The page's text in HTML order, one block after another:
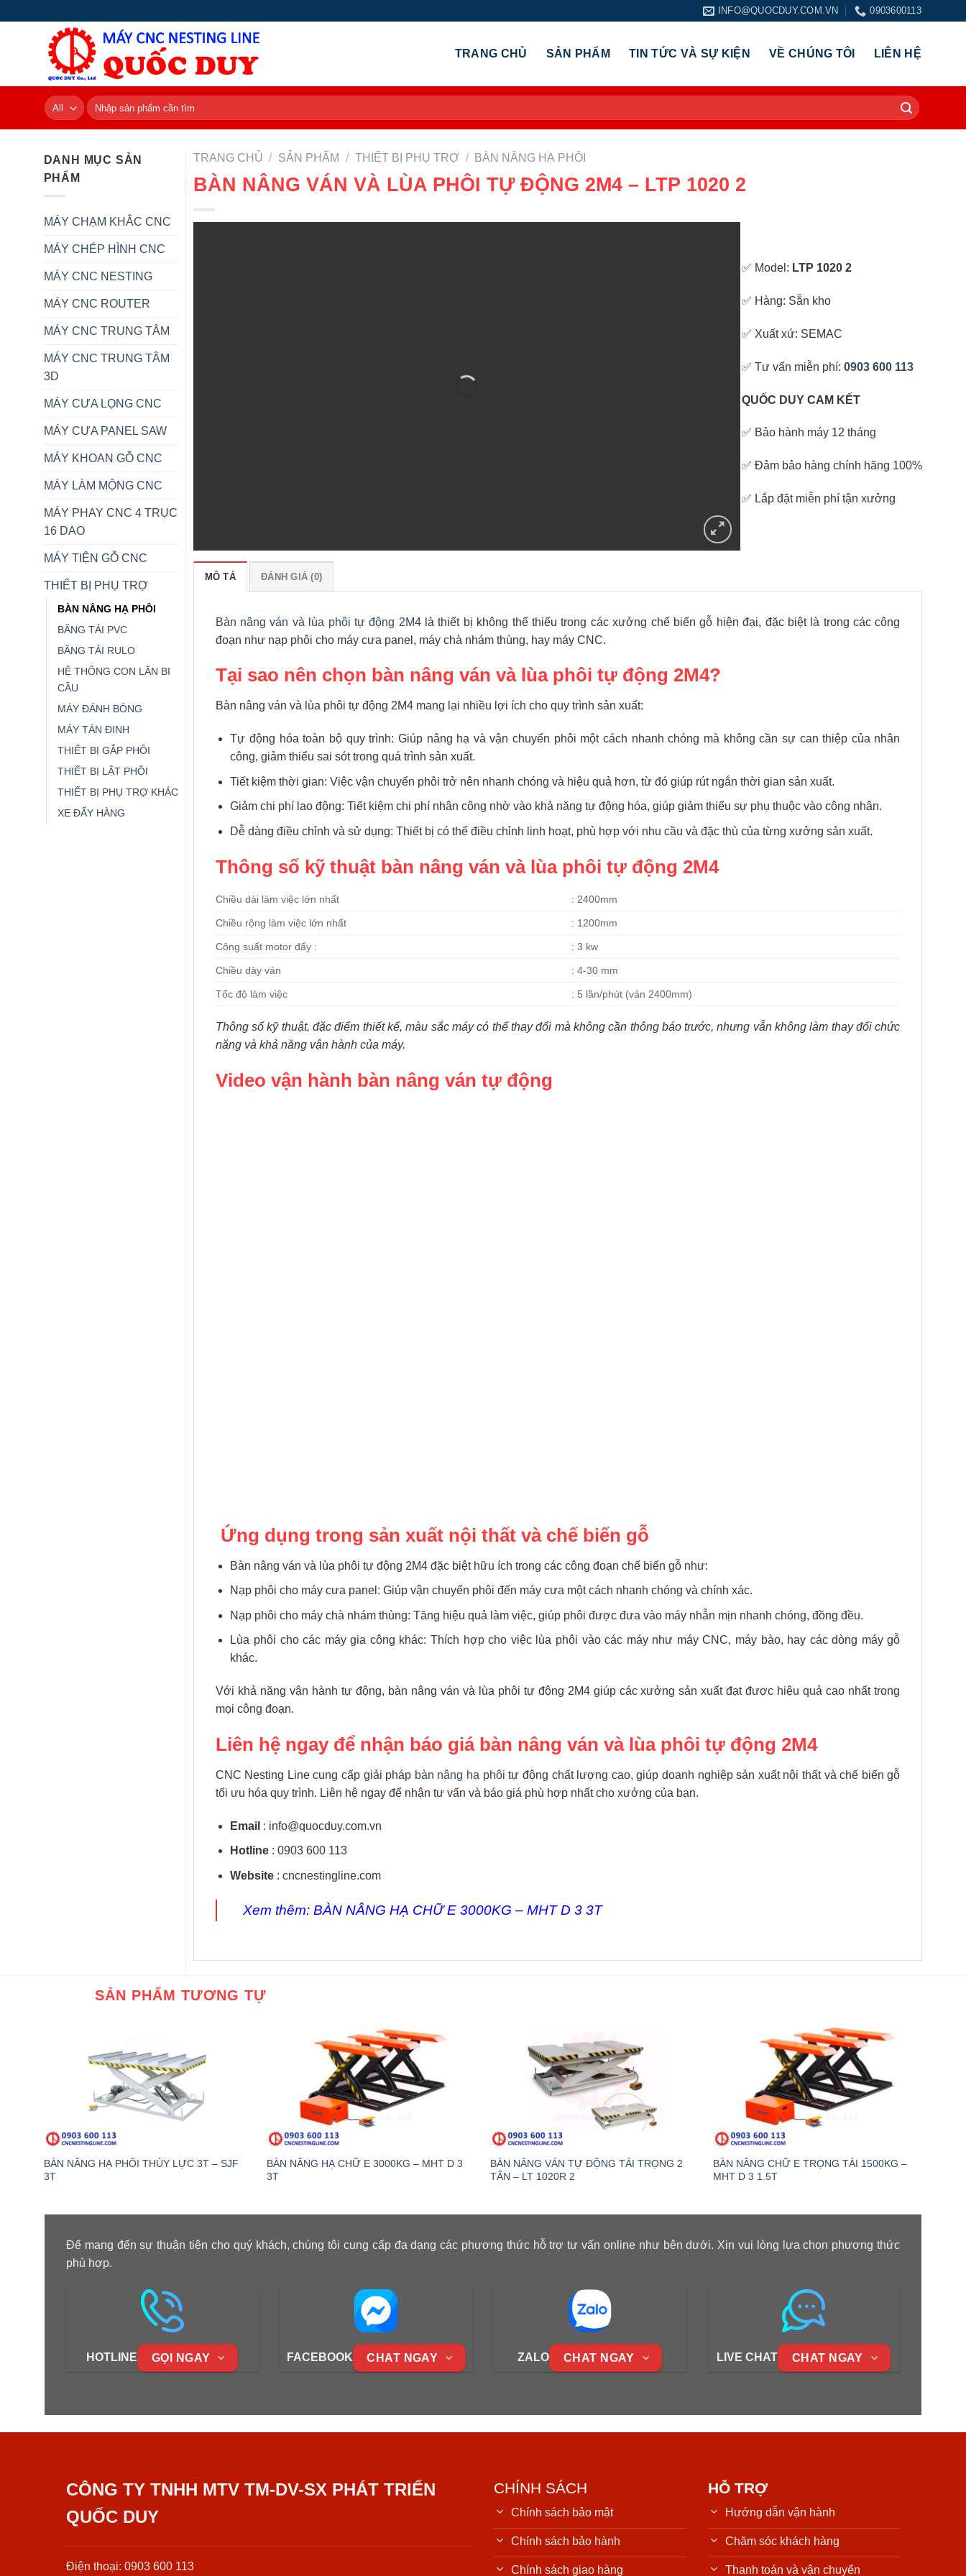
INFO@QUOCDUY.COM.VN 0903600113
TRANG CHỦ SẢN PHẨM TIN TỨC VÀ SỰ KIỆN VỀ CHÚNG TÔI LIÊN HỆ
Tìm
kiếm:
DANH MỤC SẢN
PHẨM
MÁY CHẠM KHẮC CNC
MÁY CHÉP HÌNH CNC
MÁY CNC NESTING
MÁY CNC ROUTER
MÁY CNC TRUNG TÂM
MÁY CNC TRUNG TÂM
3D
MÁY CƯA LỌNG CNC
MÁY CƯA PANEL SAW
MÁY KHOAN GỖ CNC
MÁY LÀM MỘNG CNC
MÁY PHAY CNC 4 TRỤC
16 DAO
MÁY TIỆN GỖ CNC
THIẾT BỊ PHỤ TRỢ
BÀN NÂNG HẠ PHÔI
BĂNG TẢI PVC
BĂNG TẢI RULO
HỆ THỐNG CON LĂN BI
CẦU
MÁY ĐÁNH BÓNG
MÁY TÁN ĐINH
THIẾT BỊ GẮP PHÔI
THIẾT BỊ LẬT PHÔI
THIẾT BỊ PHỤ TRỢ KHÁC
XE ĐẨY HÀNG
TRANG CHỦ / SẢN PHẨM / THIẾT BỊ PHỤ TRỢ / BÀN NÂNG HẠ PHÔI
BÀN NÂNG VÁN VÀ LÙA PHÔI TỰ ĐỘNG 2M4 – LTP 1020 2
✅ Model: LTP 1020 2
✅ Hàng: Sẵn kho
✅ Xuất xứ: SEMAC
✅ Tư vấn miễn phí:0903 600 113
QUỐC DUY CAM KẾT
✅ Bảo hành máy 12 tháng
✅ Đảm bảo hàng chính hãng 100%
✅ Lắp đặt miễn phí tận xưởng
MÔ TẢ ĐÁNH GIÁ (0)
Bàn nâng ván và lùa phôi tự động 2M4là thiết bị không thể thiếu trong các xưởng chế biến gỗ hiện đại, đặc biệt là trong các công
đoạn như nạp phôi cho máy cưa panel, máy chà nhám thùng, hay máy CNC.
Tại sao nên chọn bàn nâng ván và lùa phôi tự động 2M4?
Bàn nâng ván và lùa phôi tự động 2M4 mang lại nhiều lợi ích cho quy trình sản xuất:
Tự động hóa toàn bộ quy trình: Giúp nâng hạ và vận chuyển phôi một cách nhanh chóng mà không cần sự can thiệp của nhân
công, giảm thiểu sai sót trong quá trình sản xuất.
Tiết kiệm thời gian: Việc vận chuyển phôi trở nên nhanh chóng và hiệu quả hơn, từ đó giúp rút ngắn thời gian sản xuất.
Giảm chi phí lao động: Tiết kiệm chi phí nhân công nhờ vào khả năng tự động hóa, giúp giảm thiểu sự phụ thuộc vào công nhân.
Dễ dàng điều chỉnh và sử dụng: Thiết bị có thể điều chỉnh linh hoạt, phù hợp với nhu cầu và đặc thù của từng xưởng sản xuất.
Thông số kỹ thuật bàn nâng ván và lùa phôi tự động 2M4
Chiều dài làm việc lớn nhất : 2400mm
Chiều rộng làm việc lớn nhất : 1200mm
Công suất motor đẩy : : 3 kw
Chiều dày ván : 4-30 mm
Tốc độ làm việc : 5 lần/phút (ván 2400mm)
Thông số kỹ thuật, đặc điểm thiết kế, màu sắc máy có thể thay đổi mà không cần thông báo trước, nhưng vẫn không làm thay đổi chức
năng và khả năng vận hành của máy.
Video vận hành bàn nâng ván tự động
Ứng dụng trong sản xuất nội thất và chế biến gỗ
Bàn nâng ván và lùa phôi tự động 2M4 đặc biệt hữu ích trong các công đoạn chế biến gỗ như:
Nạp phôi cho máy cưa panel: Giúp vận chuyển phôi đến máy cưa một cách nhanh chóng và chính xác.
Nạp phôi cho máy chà nhám thùng: Tăng hiệu quả làm việc, giúp phôi được đưa vào máy nhẵn mịn nhanh chóng, đồng đều.
Lùa phôi cho các máy gia công khác: Thích hợp cho việc lùa phôi vào các máy như máy CNC, máy bào, hay các dòng máy gỗ
khác.
Với khả năng vận hành tự động, bàn nâng ván và lùa phôi tự động 2M4 giúp các xưởng sản xuất đạt được hiệu quả cao nhất trong
mọi công đoạn.
Liên hệ ngay để nhận báo giá bàn nâng ván và lùa phôi tự động 2M4
CNC Nesting Line cung cấp giải pháp bàn nâng hạ phôi tự động chất lượng cao, giúp doanh nghiệp sản xuất nội thất và chế biến gỗ
tối ưu hóa quy trình. Liên hệ ngay để nhận tư vấn và báo giá phù hợp nhất cho xưởng của bạn.
Email : info@quocduy.com.vn
Hotline : 0903 600 113
Website : cncnestingline.com
Xem thêm: BÀN NÂNG HẠ CHỮ E 3000KG – MHT D 3 3T
SẢN PHẨM TƯƠNG TỰ
BÀN NÂNG HẠ PHÔI THỦY LỰC 3T – SJF
3T
BÀN NÂNG HẠ CHỮ E 3000KG – MHT D 3
3T
BÀN NÂNG VÁN TỰ ĐỘNG TẢI TRỌNG 2
TẤN – LT 1020R 2
BÀN NÂNG CHỮ E TRỌNG TẢI 1500KG –
MHT D 3 1.5T
Để mang đến sự thuận tiện cho quý khách, chúng tôi cung cấp đa dạng các phương thức hỗ trợ tư vấn online như bên dưới. Xin vui lòng lựa chọn phương thức
phù hợp.
HOTLINE GỌI NGAY FACEBOOK CHAT NGAY ZALO CHAT NGAY LIVE CHAT CHAT NGAY
CÔNG TY TNHH MTV TM-DV-SX PHÁT TRIỂN
QUỐC DUY
Điện thoại: 0903 600 113
CHÍNH SÁCH
Chính sách bảo mật
Chính sách bảo hành
Chính sách giao hàng
HỖ TRỢ
Hướng dẫn vận hành
Chăm sóc khách hàng
Thanh toán và vận chuyển